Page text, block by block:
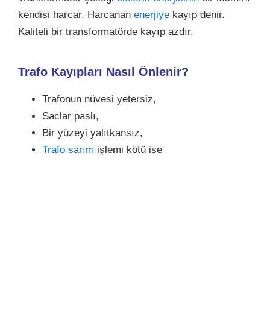
kendisi harcar. Harcanan enerjiye kayıp denir.
Kaliteli bir transformatörde kayıp azdır.
Trafo Kayıpları Nasıl Önlenir?
Trafonun nüvesi yetersiz,
Saclar paslı,
Bir yüzeyi yalıtkansız,
Trafo sarım işlemi kötü ise